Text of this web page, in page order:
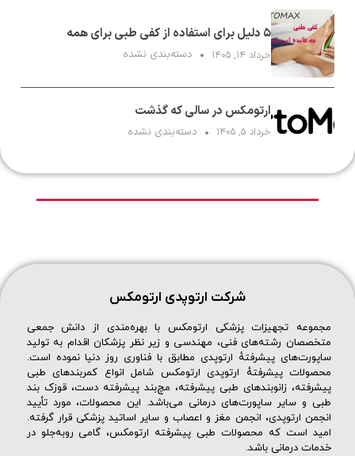
۵ دلیل برای استفاده از کفی طبی برای همه
خرداد ۱۴, ۱۴۰۵ دسته‌بندی نشده
ارتومکس در سالی که گذشت
خرداد ۵, ۱۴۰۵ دسته‌بندی نشده
شرکت ارتوپدی ارتومکس
مجموعه تجهیزات پزشکی ارتومکس با بهره‌مندی از دانش جمعی
متخصصان رشته‌های فنی، مهندسی و زیر نظر پزشکان اقدام به تولید
ساپورت‌های پیشرفتهٔ ارتوپدی مطابق با فناوری روز دنیا نموده است.
محصولات پیشرفتهٔ ارتوپدی ارتومکس شامل انواع کمربندهای طبی
پیشرفته، زانوبندهای طبی پیشرفته، مچ‌بند پیشرفته دست، قوزک بند
طبی و سایر ساپورت‌های درمانی می‌باشد. این محصولات، مورد تأیید
انجمن ارتوپدی، انجمن مغز و اعصاب و سایر اساتید پزشکی قرار گرفته.
امید است که محصولات طبی پیشرفته ارتومکس، گامی روبه‌جلو در
خدمات درمانی باشد.